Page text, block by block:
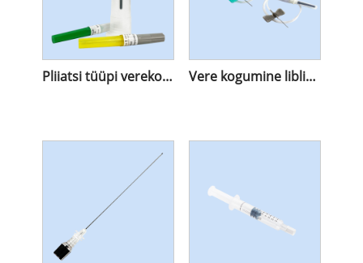
Pliiatsi tüüpi verekogumisnõel Vere kogumine liblika nõel